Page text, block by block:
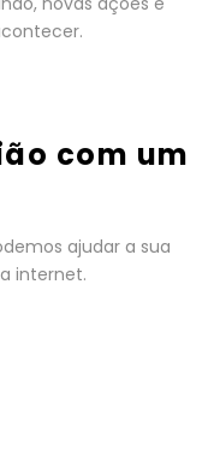
com um
ajudar a sua
internet.